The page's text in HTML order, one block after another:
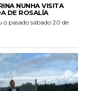
NUNHA VISITA
DE ROSALÍA
pasado sábado 20 de